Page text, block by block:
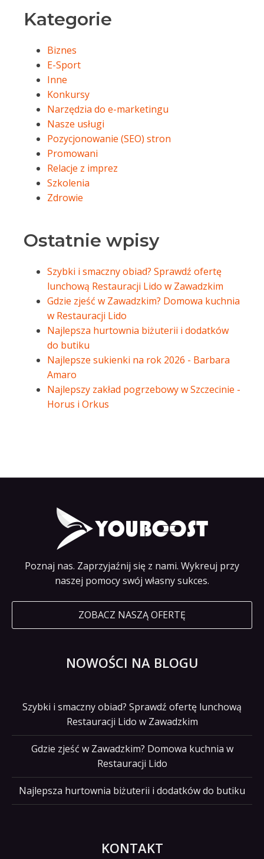
Kategorie
Biznes
E-Sport
Inne
Konkursy
Narzędzia do e-marketingu
Nasze usługi
Pozycjonowanie (SEO) stron
Promowani
Relacje z imprez
Szkolenia
Zdrowie
Ostatnie wpisy
Szybki i smaczny obiad? Sprawdź ofertę
lunchową Restauracji Lido w Zawadzkim
Gdzie zjeść w Zawadzkim? Domowa kuchnia
w Restauracji Lido
Najlepsza hurtownia biżuterii i dodatków
do butiku
Najlepsze sukienki na rok 2026 - Barbara
Amaro
Najlepszy zakład pogrzebowy w Szczecinie -
Horus i Orkus
Poznaj nas. Zaprzyjaźnij się z nami. Wykreuj przy
naszej pomocy swój własny sukces.
ZOBACZ NASZĄ OFERTĘ
NOWOŚCI NA BLOGU
Szybki i smaczny obiad? Sprawdź ofertę lunchową
Restauracji Lido w Zawadzkim
Gdzie zjeść w Zawadzkim? Domowa kuchnia w
Restauracji Lido
Najlepsza hurtownia biżuterii i dodatków do butiku
KONTAKT